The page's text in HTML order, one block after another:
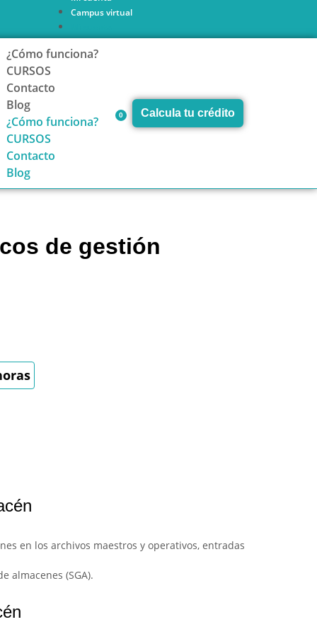
Campus virtual
Campus virtual
¿Cómo funciona?
CURSOS
Contacto
Blog
¿Cómo funciona?
CURSOS
Contacto
Blog
0 Calcula tu crédito
de gestión
en los archivos maestros y operativos, entradas
almacenes (SGA).